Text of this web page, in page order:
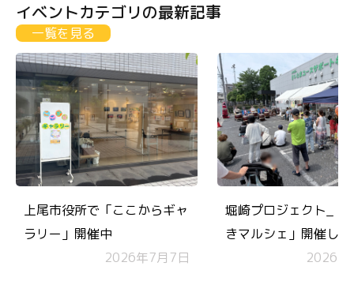
イベントカテゴリの最新記事
一覧を見る
上尾市役所で「ここからギャ
ラリー」開催中
2026年7月7日
堀崎プロジェクト_「
きマルシェ」開催し
コモンズチケットも
2026年